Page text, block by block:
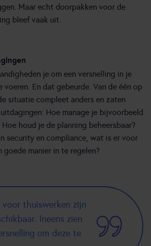
Maar echt doorpakken voor de
bleef vaak uit.
je om een versnelling in je
En dat gebeurde. Van de één op
situatie compleet anders en zaten
Hoe manage je bijvoorbeeld
houd je de planning beheersbaar?
security en compliance, wat is er voor
manier in te regelen?
voor thuiswerken zijn
Ineens zien
om deze te